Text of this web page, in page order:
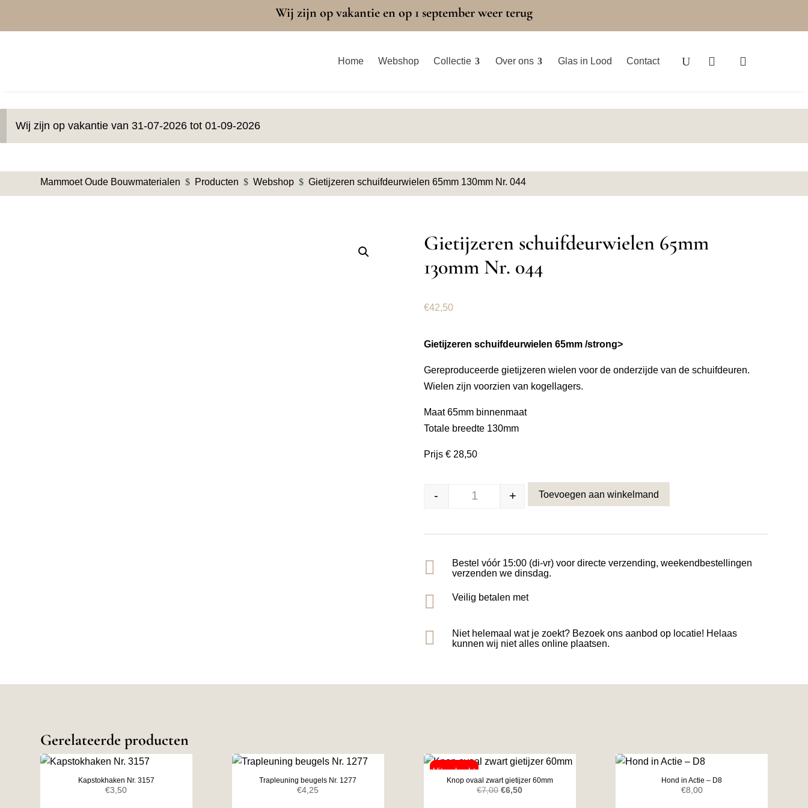
Wij zijn op vakantie en op 1 september weer terug
Home Webshop Collectie Over ons Glas in Lood Contact
Wij zijn op vakantie van 31-07-2026 tot 01-09-2026
Mammoet Oude Bouwmaterialen $ Producten $ Webshop $ Gietijzeren schuifdeurwielen 65mm 130mm Nr. 044
Gietijzeren schuifdeurwielen 65mm
130mm Nr. 044
€42,50
Gietijzeren schuifdeurwielen 65mm /strong>
Gereproduceerde gietijzeren wielen voor de onderzijde van de schuifdeuren.
Wielen zijn voorzien van kogellagers.
Maat 65mm binnenmaat
Totale breedte 130mm
Prijs € 28,50
- + Toevoegen aan winkelmand

Bestel vóór 15:00 (di-vr) voor directe verzending, weekendbestellingen
verzenden we dinsdag.
 Veilig betalen met

Niet helemaal wat je zoekt? Bezoek ons aanbod op locatie! Helaas
kunnen wij niet alles online plaatsen.
Gerelateerde producten
Kapstokhaken Nr. 3157
€3,50
Trapleuning beugels Nr. 1277
€4,25
Knop ovaal zwart gietijzer 60mm
€7,00 Oorspronkelijke
€6,50Huidige
Hond in Actie – D8
€8,00